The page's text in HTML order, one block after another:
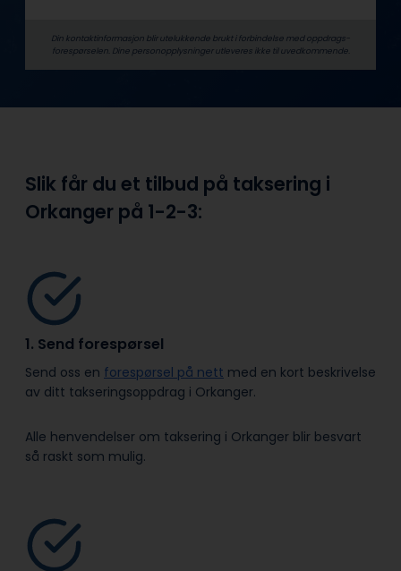
Din kontaktinformasjon blir utelukkende brukt i forbindelse med oppdrags­
forespørselen. Dine person­­opplysninger utleveres ikke til uvedkommende.
Slik får du et tilbud på taksering i
Orkanger på 1-2-3:
1. Send forespørsel
Send oss en forespørsel på nett med en kort beskrivelse
av ditt takseringsoppdrag i Orkanger.
Alle henvendelser om taksering i Orkanger blir besvart
så raskt som mulig.